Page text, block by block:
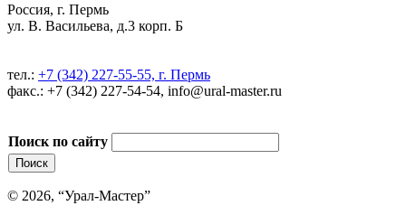
Россия, г. Пермь
ул. В. Васильева, д.3 корп. Б
тел.: +7 (342) 227-55-55, г. Пермь
факс.: +7 (342) 227-54-54, info@ural-master.ru
Поиск по сайту
© 2026, “Урал-Мастер”